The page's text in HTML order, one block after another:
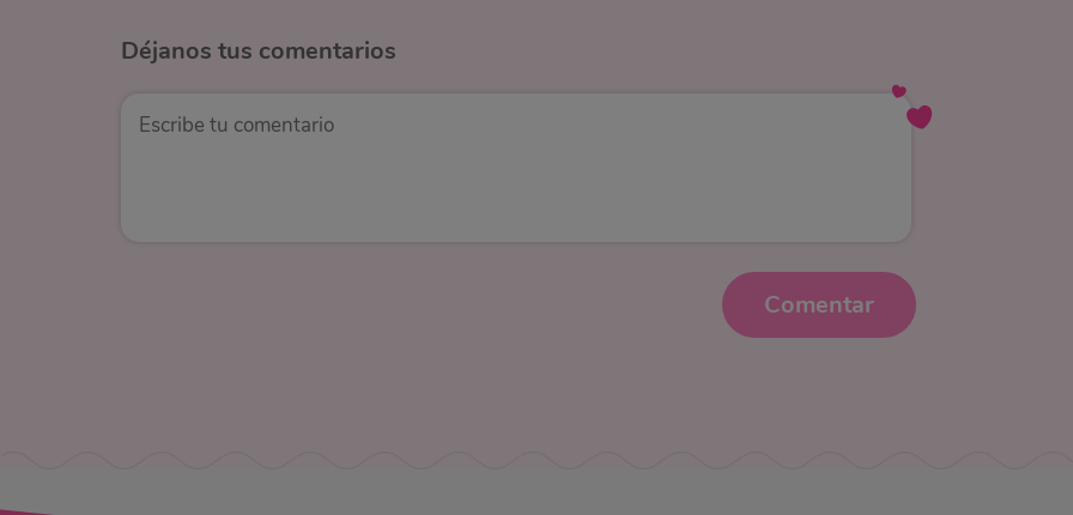
Déjanos tus comentarios
Comentar